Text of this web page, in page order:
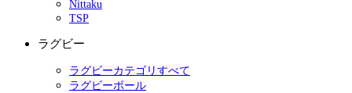
Nittaku
TSP
ラグビー
ラグビーカテゴリすべて
ラグビーボール